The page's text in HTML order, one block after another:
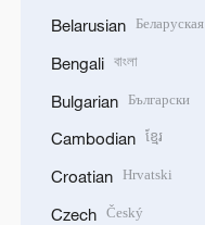
Belarusian Беларуская
Bengali বাংলা
Bulgarian Български
Cambodian ខ្មែរ
Croatian Hrvatski
Czech Český